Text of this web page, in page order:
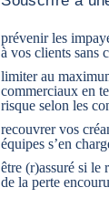
prévenir les
à vos clients sans
limiter au
commerciaux en
risque selon les
recouvrer vos
équipes s’en
être (r)assuré si le
de la perte